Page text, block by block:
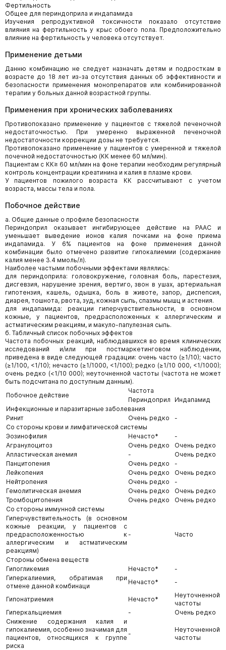
Фертильность
Общее для периндоприла и индапамида
Изучения репродуктивной токсичности показало отсутствие
влияния на фертильность у крыс обоего пола. Предположительно
влияние на фертильность у человека отсутствует.
Применение детьми
Данню комбинацию не следует назначать детям и подросткам в
возрасте до 18 лет из-за отсутствия данных об эффективности и
безопасности применения монопрепаратов или комбинированной
терапии у больных данной возрастной группы.
Применения при хронических заболеваниях
Противопоказано применение у пациентов с тяжелой печеночной
недостаточностью. При умеренно выраженной печеночной
недостаточности коррекции дозы не требуется.
Противопоказано применение у пациентов с умеренной и тяжелой
почечной недостаточностью (КК менее 60 мл/мин).
Пациентам с КК≥ 60 мл/мин на фоне терапии необходим регулярный
контроль концентрации креатинина и калия в плазме крови.
У пациентов пожилого возраста КК рассчитывают с учетом
возраста, массы тела и пола.
Побочное действие
а. Общие данные о профиле безопасности
Периндоприл оказывает ингибирующее действие на РААС и
уменьшает выведение ионов калия почками на фоне приема
индапамида. У 6% пациентов на фоне применения данной
комбинации было отмечено развитие гипокалиемии (содержание
калия менее 3.4 ммоль/л).
Наиболее частыми побочными эффектами являлись:
для периндоприла: головокружение, головная боль, парестезия,
дисгевзия, нарушение зрения, вертиго, звон в ушах, артериальная
гипотензия, кашель, одышка, боль в животе, запор, диспепсия,
диарея, тошнота, рвота, зуд, кожная сыпь, спазмы мышц и астения.
для индапамида: реакции гиперчувствительности, в основном
кожные, у пациентов, предрасположенных к аллергическим и
астматическим реакциям, и макуло-папулезная сыпь.
б. Табличный список побочных эффектов
Частота побочных реакций, наблюдавшихся во время клинических
исследований и/или при постмаркетинговом наблюдении,
приведена в виде следующей градации: очень часто (≥1/10); часто
(≥1/100, <1/10); нечасто (≥1/1000, <1/100); редко (≥1/10 000, <1/1000);
очень редко (<1/10 000); неуточненной частоты (частота не может
быть подсчитана по доступным данным).
Побочное действие
Частота
Периндоприл
Индапамид
Инфекционные и паразитарные заболевания
Ринит
Очень редко
-
Со стороны крови и лимфатической системы
Эозинофилия
Нечасто*
-
Агранулоцитоз
Очень редко
Очень редко
Апластическая анемия
-
Очень редко
Панцитопения
Очень редко
-
Лейкопения
Очень редко
Очень редко
Нейтропения
Очень редко
-
Гемолитическая анемия
Очень редко
Очень редко
Тромбоцитопения
Очень редко
Очень редко
Со стороны иммунной системы
Гиперчувствительность (в основном
кожные реакции, у пациентов с
предрасположенностью к
аллергическим и астматическим
реакциям)
- Часто
Стороны обмена веществ
Гипогликемия
Нечасто*
-
Гиперкалиемия, обратимая при
отмене данной комбинаци
Нечасто* -
Гипонатриемия Нечасто*
Неуточненной
частоты
Гиперкальциемия
-
Очень редко
Снижение содержания калия и
гипокалиемия, особенно значимая для
пациентов, относящихся к группе
риска
-
Неуточненной
частоты